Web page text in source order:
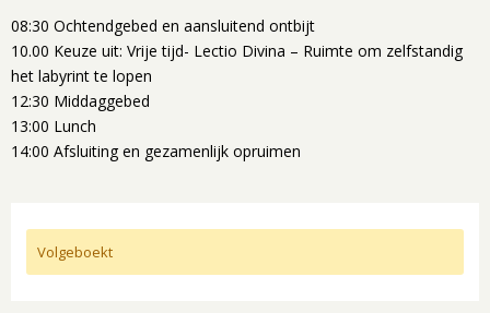
08:30 Ochtendgebed en aansluitend ontbijt
10.00 Keuze uit: Vrije tijd- Lectio Divina – Ruimte om zelfstandig
het labyrint te lopen
12:30 Middaggebed
13:00 Lunch
14:00 Afsluiting en gezamenlijk opruimen
Volgeboekt